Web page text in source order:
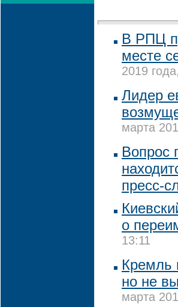
В РПЦ
месте
2019
Лидер
марта
Вопрос
пресс-
о
13:11
Кремль
но не
марта